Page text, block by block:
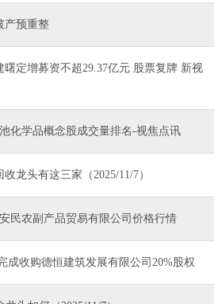
产预重整
定增募资不超29.37亿元 股票复牌 新视
化学品概念股成交量排名-视焦点讯
龙头有这三家（2025/11/7）
民农副产品贸易有限公司价格行情
成收购德恒建筑发展有限公司20%股权